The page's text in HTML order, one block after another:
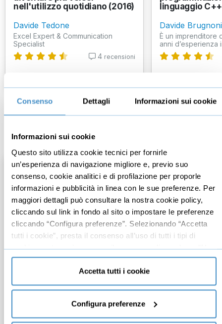
Consenso Dettagli Informazioni sui cookie
Informazioni sui cookie
Questo sito utilizza cookie tecnici per fornirle
un’esperienza di navigazione migliore e, previo suo
consenso, cookie analitici e di profilazione per proporle
informazioni e pubblicità in linea con le sue preferenze. Per
maggiori dettagli può consultare la nostra cookie policy,
cliccando sul link in fondo al sito o impostare le preferenze
cliccando “Configura preferenze”. Selezionando “Accetta
tutti i cookie”, presta il consenso all’uso di tutti i tipi di
cookie mentre può revocare il consenso cliccando su “Usa
solo cookie necessari” e saranno attivati i soli cookie
tecnici necessari al corretto funzionamento del sito.
Accetta tutti i cookie
Configura preferenze
nell'utilizzo quotidiano (2016)
Davide Tedone
Excel Expert & Communication
Specialist
4 recensioni
linguaggio C++
Davide Brugnoni
È un imprenditore
anni d’esperienza
Computer
Dreamweaver CC (2015): Il
Antonio Mavaro
HTML5: il corso
Fondamentale